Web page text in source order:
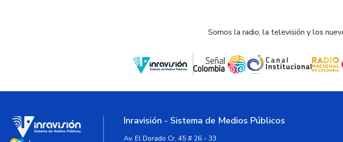
Somos la radio, la televisión y los
Inravisión - Sistema de Medios Públicos
Av. El Dorado Cr. 45 # 26 - 33